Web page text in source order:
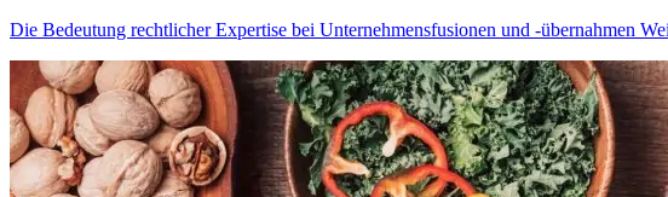
Die Bedeutung rechtlicher Expertise bei Unternehmensfusionen und -übernahmen